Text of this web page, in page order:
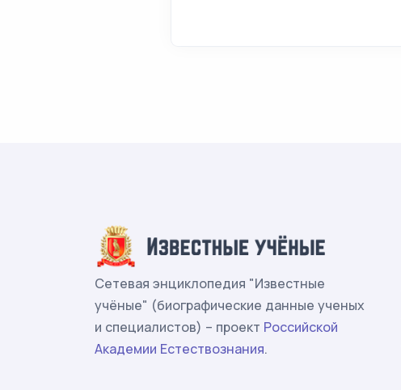
Сетевая энциклопедия "Известные
учёные" (биографические данные ученых
и специалистов) – проект Российской
Академии Естествознания.